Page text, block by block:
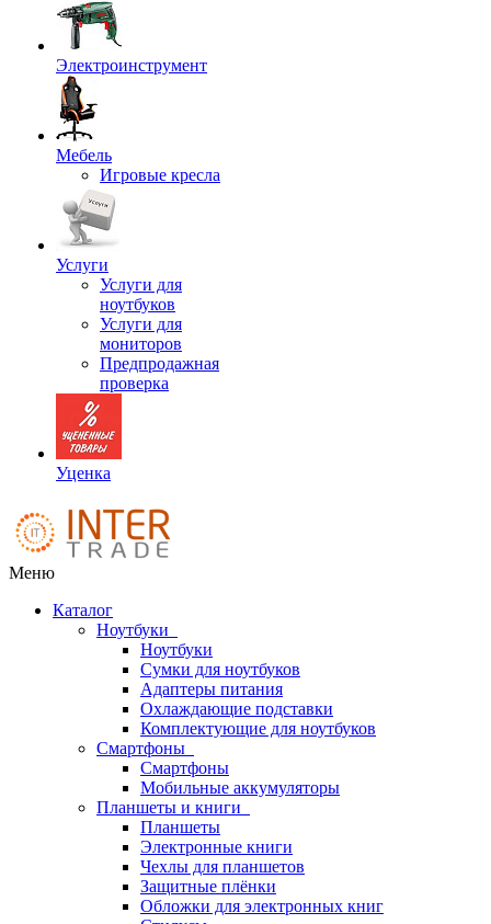
Электроинструмент
Мебель
Игровые кресла
Услуги
Услуги для
ноутбуков
Услуги для
мониторов
Предпродажная
проверка
Уценка
Меню
Каталог
Ноутбуки
Ноутбуки
Сумки для ноутбуков
Адаптеры питания
Охлаждающие подставки
Комплектующие для ноутбуков
Смартфоны
Смартфоны
Мобильные аккумуляторы
Планшеты и книги
Планшеты
Электронные книги
Чехлы для планшетов
Защитные плёнки
Обложки для электронных книг